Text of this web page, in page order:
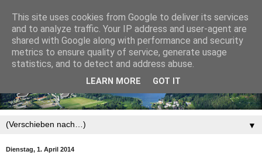
▼
Dienstag, 1. April 2014
This site uses cookies from Google to deliver its services
and to analyze traffic. Your IP address and user-agent are
shared with Google along with performance and security
metrics to ensure quality of service, generate usage
statistics, and to detect and address abuse.
LEARN MORE GOT IT